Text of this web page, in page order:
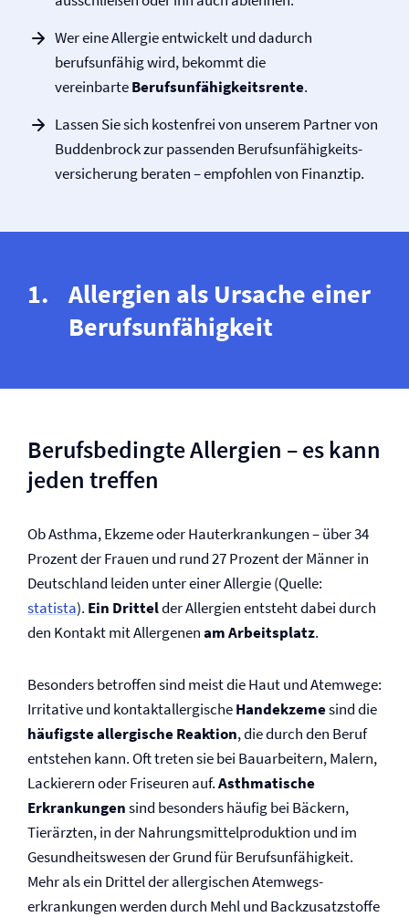
Wer eine Allergie entwickelt und dadurch
berufsunfähig wird, bekommt die
vereinbarteBerufs­unfähigkeitsrente.
Lassen Sie sich kostenfrei von unserem Partner von
Buddenbrock zur passenden Berufs­unfähigkeits­
versicherung beraten – empfohlen von Finanztip.
Allergien als Ursache einer
Berufs­unfähigkeit
Berufsbedingte Allergien – es kann
jeden treffen
Ob Asthma, Ekzeme oder Haut­erkrankungen –über 34
Prozent der Frauen und rund 27 Prozent der Männer in
Deutschland leiden unter einer Allergie (Quelle:
statista). Ein Drittelder Allergien entsteht dabei durch
den Kontakt mit Allergenenam Arbeitsplatz.
Besonders betroffen sind meist die Haut und Atemwege:
Irritative und kontaktallergischeHandekzemesind die
häufigste allergische Reaktion, die durch den Beruf
entstehen kann. Oft treten sie bei Bauarbeitern, Malern,
Lackierern oder Friseuren auf.Asthmatische
Erkrankungensind besonders häufig bei Bäckern,
Tierärzten, in der Nahrungsmittelproduktion und im
Gesundheitswesen der Grund für Berufs­unfähigkeit.
Mehr als ein Drittel der allergischen Atemwegs­
erkrankungen werden durch Mehl und Backzusatzstoffe